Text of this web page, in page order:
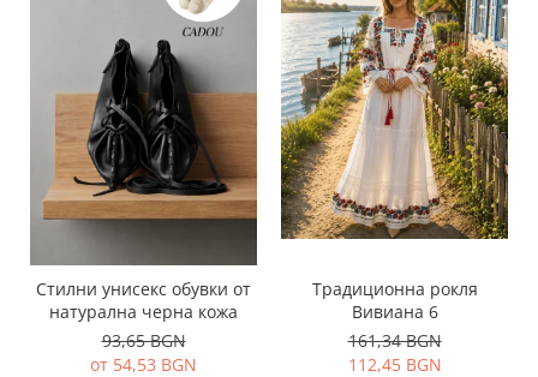
Стилни унисекс обувки от
натурална черна кожа
93,65 BGN
от 54,53 BGN
Традиционна рокля
Вивиана 6
161,34 BGN
112,45 BGN